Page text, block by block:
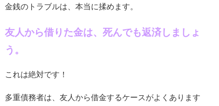
金銭のトラブルは、本当に揉めます。
友人から借りた金は、死んでも返済しましょ
う。
これは絶対です！
多重債務者は、友人から借金するケースがよくあります